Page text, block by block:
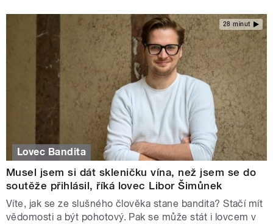
28 minut
Lovec Bandita
Musel jsem si dát skleničku vína, než jsem se do
soutěže přihlásil, říká lovec Libor Šimůnek
Víte, jak se ze slušného člověka stane bandita? Stačí mít
vědomosti a být pohotový. Pak se může stát i lovcem v